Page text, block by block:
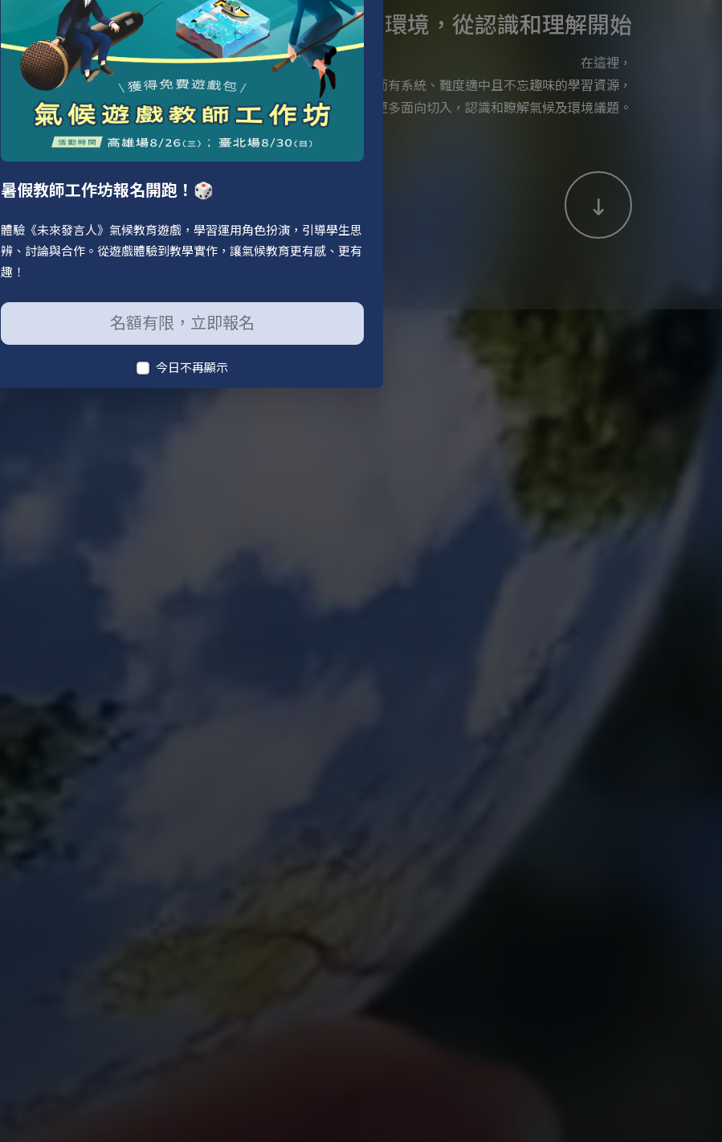
關心氣候和環境，從認識和理解開始
在這裡，
您可以找到統整而有系統、難度適中且不忘趣味的學習資源，
讓您我一起，從更多面向切入，認識和瞭解氣候及環境議題。
暑假教師工作坊報名開跑！🎲
體驗《未來發言人》氣候教育遊戲，學習運用角色扮演，引導學生思
辨、討論與合作。從遊戲體驗到教學實作，讓氣候教育更有感、更有
趣！
名額有限，立即報名
今日不再顯示